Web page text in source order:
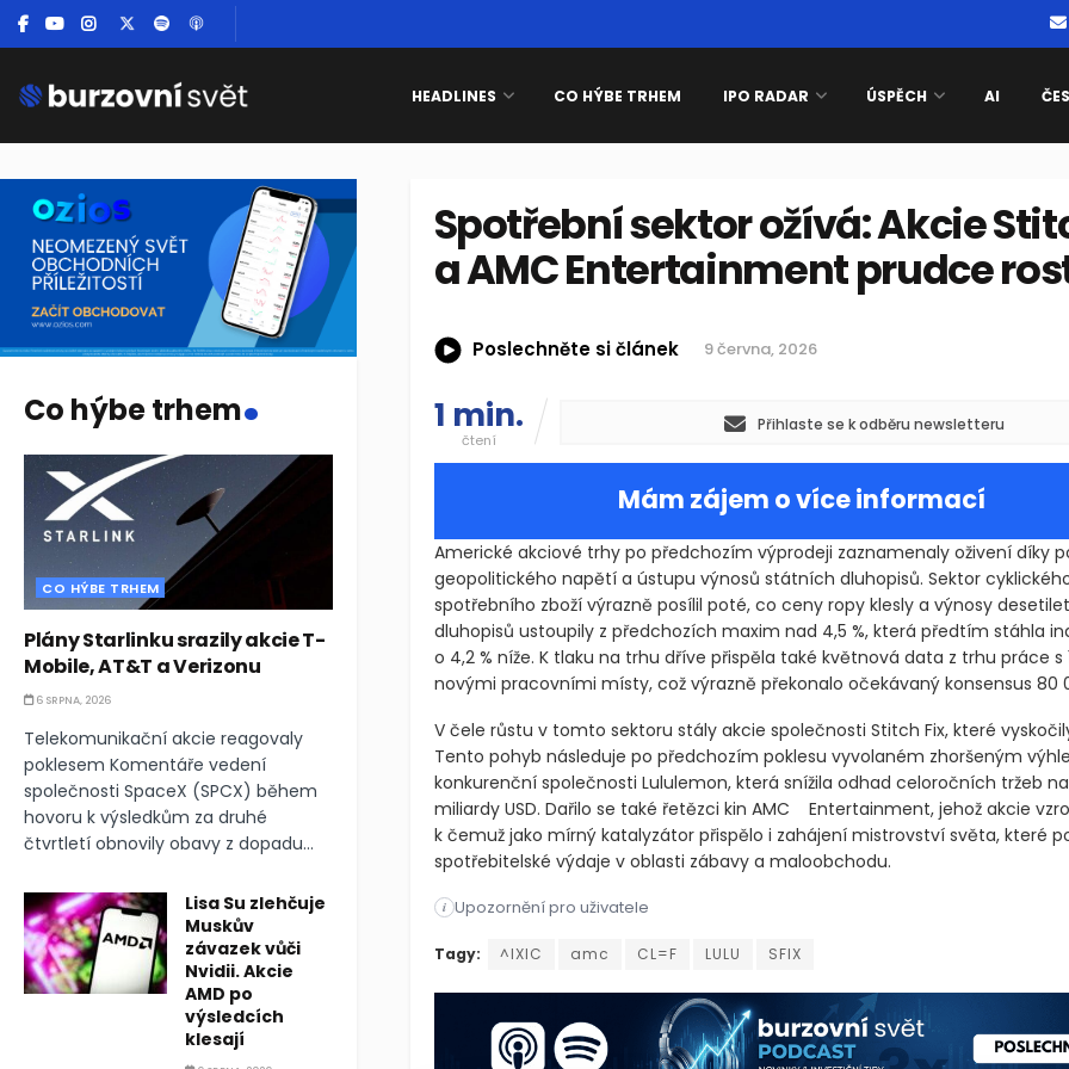
HEADLINES CO HÝBE TRHEM IPO RADAR ÚSPĚCH AI
Spotřební sektor ožívá: Akcie
a AMC Entertainment prudce
Poslechněte si článek 9 června, 2026
1 min.
čtení
Přihlaste se k odběru newsletteru
Mám zájem o více informací
Americké akciové trhy po předchozím výprodeji zaznamenaly oživení díky
geopolitického napětí a ústupu výnosů státních dluhopisů. Sektor
spotřebního zboží výrazně posílil poté, co ceny ropy klesly a výnosy
dluhopisů ustoupily z předchozích maxim nad 4,5 %, která předtím stáhla
o 4,2 % níže. K tlaku na trhu dříve přispěla také květnová data z trhu práce s
novými pracovními místy, což výrazně překonalo očekávaný konsensus 80
V čele růstu v tomto sektoru stály akcie společnosti Stitch Fix, které
Tento pohyb následuje po předchozím poklesu vyvolaném zhoršeným
konkurenční společnosti Lululemon, která snížila odhad celoročních tržeb na
miliardy USD. Dařilo se také řetězci kin AMC
Entertainment, jehož akcie
k čemuž jako mírný katalyzátor přispělo i zahájení mistrovství světa, které
spotřebitelské výdaje v oblasti zábavy a maloobchodu.
Americké akciové trhy po předchozím výprodeji zaznamenaly oživení díky
i Upozornění pro uživatele
Americké akciové trhy po předchozím výprodeji zaznamenaly oživení díky
Tagy: ^IXIC amc CL=F LULU SFIX
Co hýbe trhem.
CO HÝBE TRHEM
Plány Starlinku srazily akcie T-
Mobile, AT&T a Verizonu
6 SRPNA, 2026
Telekomunikační akcie reagovaly
poklesem Komentáře vedení
společnosti SpaceX (SPCX) během
hovoru k výsledkům za druhé
čtvrtletí obnovily obavy z dopadu...
Lisa Su zlehčuje
Muskův
závazek vůči
Nvidii. Akcie
AMD po
výsledcích
klesají